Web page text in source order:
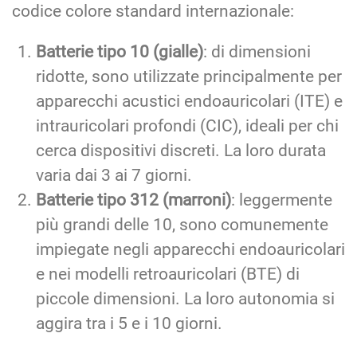
codice colore standard internazionale:
Batterie tipo 10 (gialle): di dimensioni
ridotte, sono utilizzate principalmente per
apparecchi acustici endoauricolari (ITE) e
intrauricolari profondi (CIC), ideali per chi
cerca dispositivi discreti. La loro durata
varia dai 3 ai 7 giorni.
Batterie tipo 312 (marroni): leggermente
più grandi delle 10, sono comunemente
impiegate negli apparecchi endoauricolari
e nei modelli retroauricolari (BTE) di
piccole dimensioni. La loro autonomia si
aggira tra i 5 e i 10 giorni.